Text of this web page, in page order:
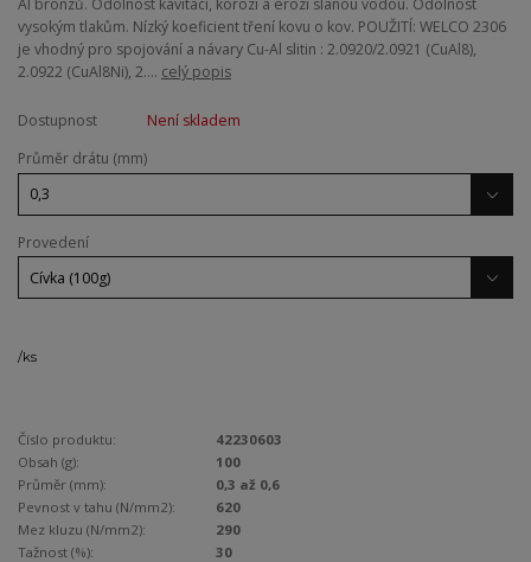
Al bronzů. Odolnost kavitaci, korozi a erozi slanou vodou. Odolnost
vysokým tlakům. Nízký koeficient tření kovu o kov. POUŽITÍ: WELCO 2306
je vhodný pro spojování a návary Cu-Al slitin : 2.0920/2.0921 (CuAl8),
2.0922 (CuAl8Ni), 2.... celý popis
Dostupnost
Není skladem
Průměr drátu (mm)
Provedení
/ks
Číslo produktu:
42230603
Obsah (g):
100
Průměr (mm):
0,3 až 0,6
Pevnost v tahu (N/mm2):
620
Mez kluzu (N/mm2):
290
Tažnost (%):
30